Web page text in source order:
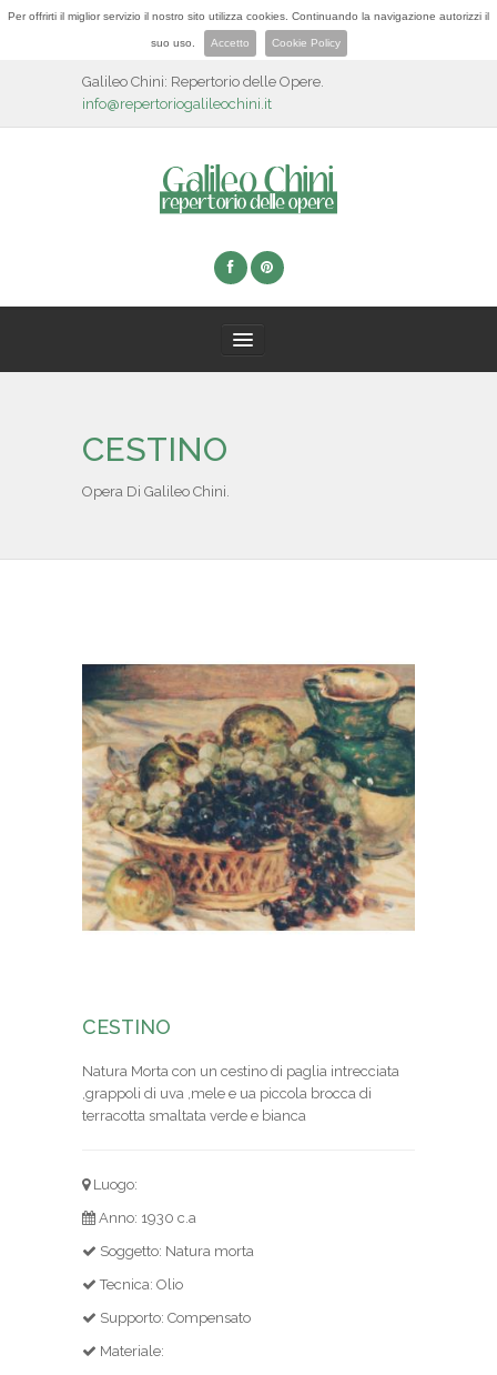
Per offrirti il miglior servizio il nostro sito utilizza cookies. Continuando la navigazione autorizzi il
suo uso. Accetto Cookie Policy
Galileo Chini: Repertorio delle Opere.
info@repertoriogalileochini.it
BIOGRAFIA
NEWS & EVENTI
CONTATTI
CESTINO
Opera Di Galileo Chini.
CESTINO
Natura Morta con un cestino di paglia intrecciata
,grappoli di uva ,mele e ua piccola brocca di
terracotta smaltata verde e bianca
Luogo:
Anno: 1930 c.a
Soggetto: Natura morta
Tecnica: Olio
Supporto: Compensato
Materiale: